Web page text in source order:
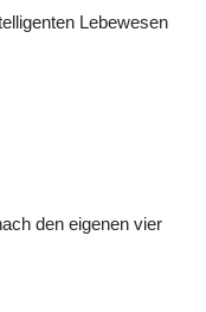
Lebewesen
den eigenen vier